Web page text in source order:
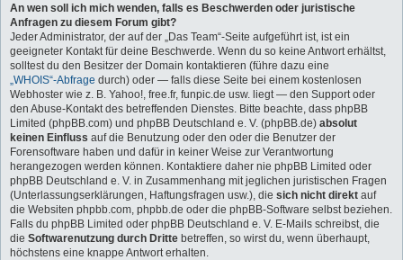
An wen soll ich mich wenden, falls es Beschwerden oder juristische
Anfragen zu diesem Forum gibt?
Jeder Administrator, der auf der „Das Team“-Seite aufgeführt ist, ist ein
geeigneter Kontakt für deine Beschwerde. Wenn du so keine Antwort erhältst,
solltest du den Besitzer der Domain kontaktieren (führe dazu eine
„WHOIS“-Abfrage durch) oder — falls diese Seite bei einem kostenlosen
Webhoster wie z. B. Yahoo!, free.fr, funpic.de usw. liegt — den Support oder
den Abuse-Kontakt des betreffenden Dienstes. Bitte beachte, dass phpBB
Limited (phpBB.com) und phpBB Deutschland e. V. (phpBB.de) absolut
keinen Einfluss auf die Benutzung oder den oder die Benutzer der
Forensoftware haben und dafür in keiner Weise zur Verantwortung
herangezogen werden können. Kontaktiere daher nie phpBB Limited oder
phpBB Deutschland e. V. in Zusammenhang mit jeglichen juristischen Fragen
(Unterlassungserklärungen, Haftungsfragen usw.), die sich nicht direkt auf
die Websiten phpbb.com, phpbb.de oder die phpBB-Software selbst beziehen.
Falls du phpBB Limited oder phpBB Deutschland e. V. E-Mails schreibst, die
die Softwarenutzung durch Dritte betreffen, so wirst du, wenn überhaupt,
höchstens eine knappe Antwort erhalten.